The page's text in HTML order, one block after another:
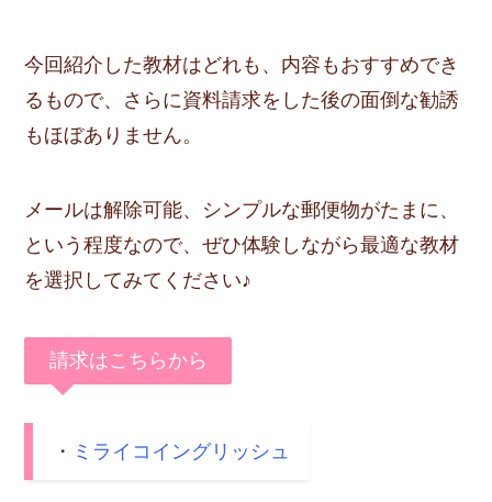
今回紹介した教材はどれも、内容もおすすめでき
るもので、さらに資料請求をした後の面倒な勧誘
もほぼありません。
メールは解除可能、シンプルな郵便物がたまに、
という程度なので、ぜひ体験しながら最適な教材
を選択してみてください♪
請求はこちらから
・ ミライコイングリッシュ